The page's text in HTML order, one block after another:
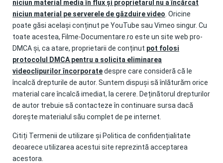
niciun material media în flux și proprietarul nu a încărcat
niciun material pe serverele de găzduire video Oricine
poate găsi același conținut pe YouTube sau Vimeo singur. Cu
toate acestea, Filme-Documentare.ro este un site web pro-
DMCA și, ca atare, proprietarii de conținut pot folosi
protocolul DMCA pentru a solicita eliminarea
videoclipurilor încorporatedespre care consideră că le
încalcă drepturile de autor. Suntem dispuși să înlăturăm orice
material care încalcă imediat, la cerere. Deținătorul drepturilor
de autor trebuie să contacteze în continuare sursa dacă
dorește materialul său complet de pe internet.
Citiți Termenii de utilizare și Politica de confidențialitate
deoarece utilizarea acestui site reprezintă acceptarea
acestora.